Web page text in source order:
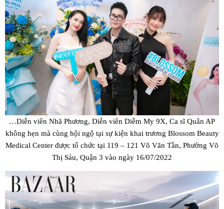
…Diễn viên Nhã Phương, Diễn viên Diễm My 9X, Ca sĩ Quân AP
không hẹn mà cùng hội ngộ tại sự kiện khai trương Blossom Beauty
Medical Center được tổ chức tại 119 – 121 Võ Văn Tần, Phường Võ
Thị Sáu, Quận 3 vào ngày 16/07/2022